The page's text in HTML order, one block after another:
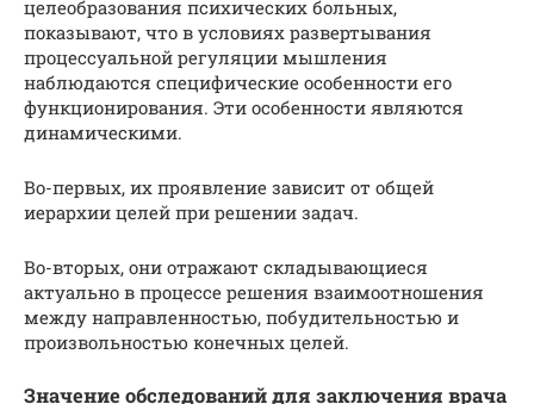
целеобразования психических больных,
показывают, что в условиях развертывания
процессуальной регуляции мышления
наблюдаются специфические особенности его
функционирования. Эти особенности являются
динамическими.
Во-первых, их проявление зависит от общей
иерархии целей при решении задач.
Во-вторых, они отражают складывающиеся
актуально в процессе решения взаимоотношения
между направленностью, побудительностью и
произвольностью конечных целей.
Значение обследований для заключения врача